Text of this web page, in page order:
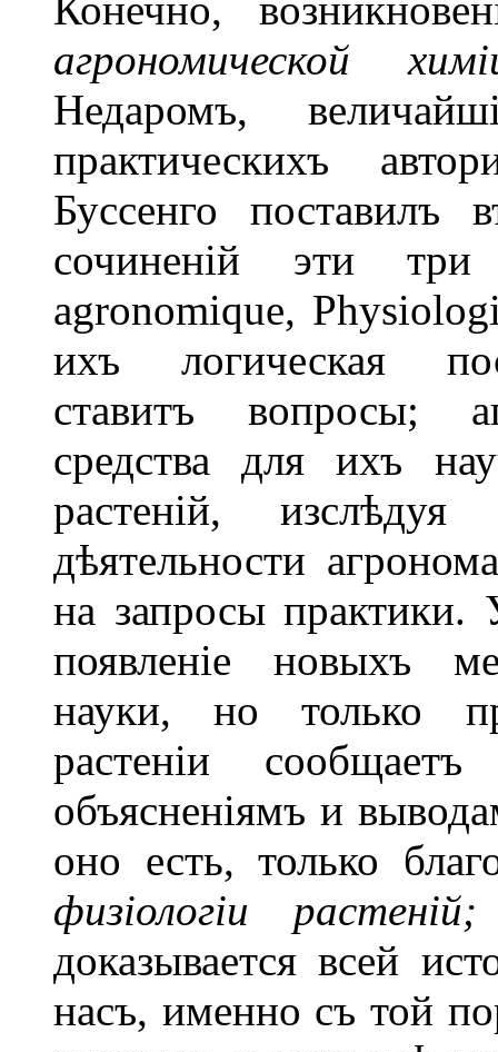
агрономической
Недаромъ,
практическихъ
Буссенго поставилъ
сочиненій эти
agronomique,
ихъ логическая
ставитъ вопросы;
средства для ихъ
растеній,
дѣятельности
на запросы практики.
появленіе новыхъ
науки, но только
растеніи
объясненіямъ и
оно есть, только
физіологіи растеній;
доказывается всей
насъ, именно съ той